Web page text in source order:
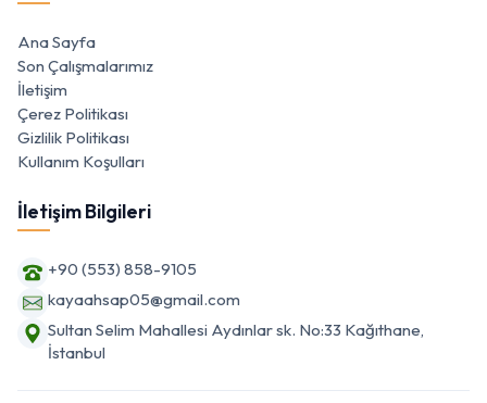
Ana Sayfa
Son Çalışmalarımız
İletişim
Çerez Politikası
Gizlilik Politikası
Kullanım Koşulları
İletişim Bilgileri
+90 (553) 858-9105
kayaahsap05@gmail.com
Sultan Selim Mahallesi Aydınlar sk. No:33 Kağıthane,
İstanbul